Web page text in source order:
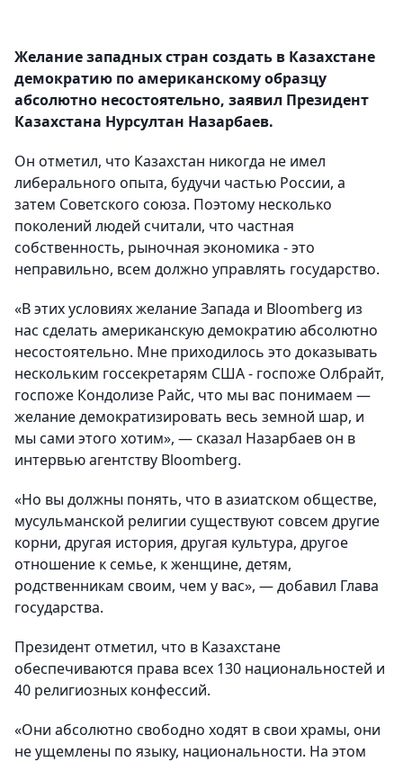
Желание западных стран создать в Казахстане
демократию по американскому образцу
абсолютно несостоятельно, заявил Президент
Казахстана Нурсултан Назарбаев.
Он отметил, что Казахстан никогда не имел
либерального опыта, будучи частью России, а
затем Советского союза. Поэтому несколько
поколений людей считали, что частная
собственность, рыночная экономика - это
неправильно, всем должно управлять государство.
«В этих условиях желание Запада и Bloomberg из
нас сделать американскую демократию абсолютно
несостоятельно. Мне приходилось это доказывать
нескольким госсекретарям США - госпоже Олбрайт,
госпоже Кондолизе Райс, что мы вас понимаем —
желание демократизировать весь земной шар, и
мы сами этого хотим», — сказал Назарбаев он в
интервью агентству Bloomberg.
«Но вы должны понять, что в азиатском обществе,
мусульманской религии существуют совсем другие
корни, другая история, другая культура, другое
отношение к семье, к женщине, детям,
родственникам своим, чем у вас», — добавил Глава
государства.
Президент отметил, что в Казахстане
обеспечиваются права всех 130 национальностей и
40 религиозных конфессий.
«Они абсолютно свободно ходят в свои храмы, они
не ущемлены по языку, национальности. На этом